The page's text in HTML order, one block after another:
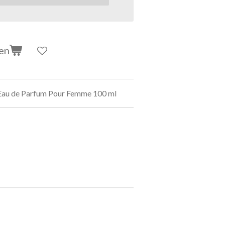
de Parfum Pour Femme 100 ml